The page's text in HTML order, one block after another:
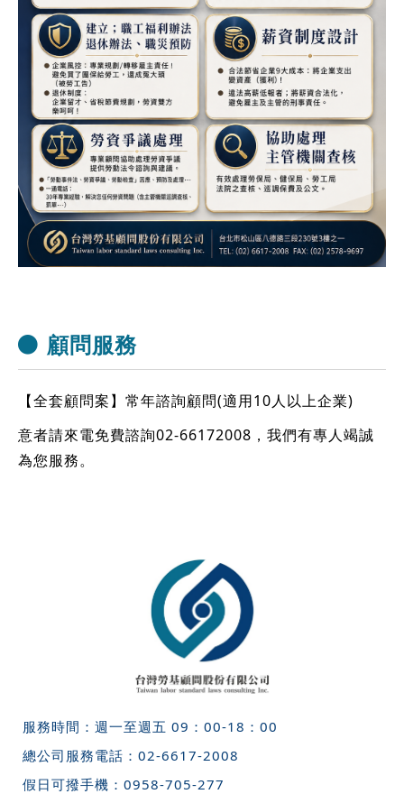
顧問服務
【全套顧問案】常年諮詢顧問(適用10人以上企業)
意者請來電免費諮詢02-66172008，我們有專人竭誠
為您服務。
服務時間：週一至週五 09：00-18：00
總公司服務電話： 02-6617-2008
假日可撥手機： 0958-705-277